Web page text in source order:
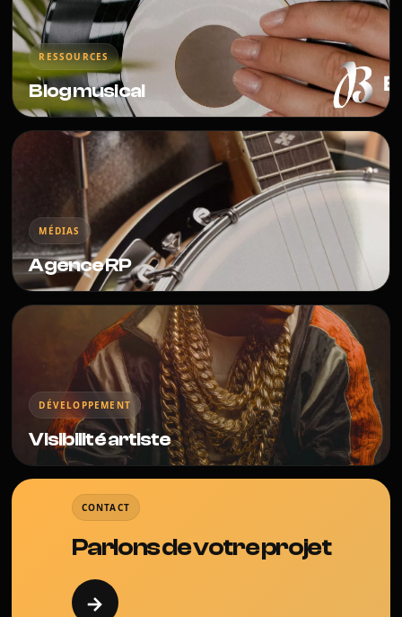
RESSOURCES
Blog musical
MÉDIAS
Agence RP
DÉVELOPPEMENT
Visibilité artiste
CONTACT
Parlons de votre projet
→